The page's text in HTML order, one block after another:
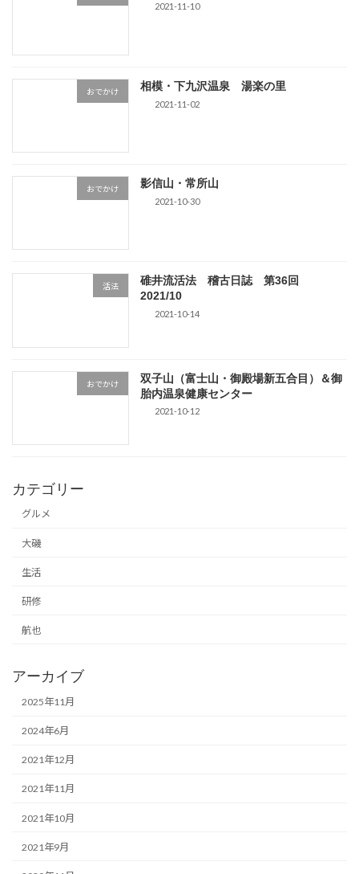
2021-11-10
おでかけ 相模・下九沢温泉 湯楽の里
2021-11-02
おでかけ 影信山・常所山
2021-10-30
活法
碓井流活法 稽古日誌 第36回
2021/10
2021-10-14
おでかけ
双子山（富士山・御殿場新五合目）＆御
胎内温泉健康センター
2021-10-12
カテゴリー
グルメ
大磯
生活
研修
航也
アーカイブ
2025年11月
2024年6月
2021年12月
2021年11月
2021年10月
2021年9月